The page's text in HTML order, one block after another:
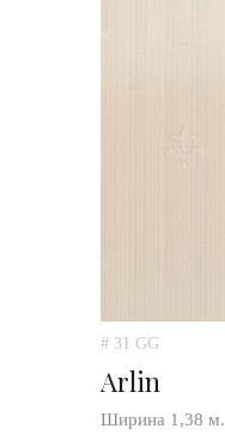
# 31 GG
Arlin
Ширина 1,38 м.